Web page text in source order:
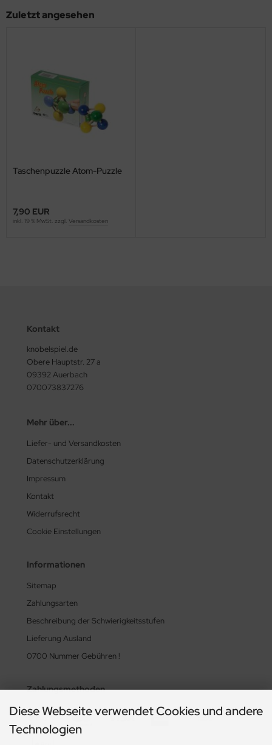
Zuletzt angesehen
Taschenpuzzle Atom-Puzzle
7,90 EUR
inkl. 19 % MwSt. zzgl. Versandkosten
Kontakt
knobelspiel.de
Obere Hauptstr. 27 a
09392 Auerbach
070073837276
Mehr über...
Liefer- und Versandkosten
Datenschutzerklärung
Impressum
Kontakt
Widerrufsrecht
Cookie Einstellungen
Informationen
Sitemap
Zahlungsarten
Beschreibung der Schwierigkeitsstufen
Lieferung Ausland
0700 Nummer Gebühren !
Zahlungsmethoden
Diese Webseite verwendet Cookies und andere
Technologien